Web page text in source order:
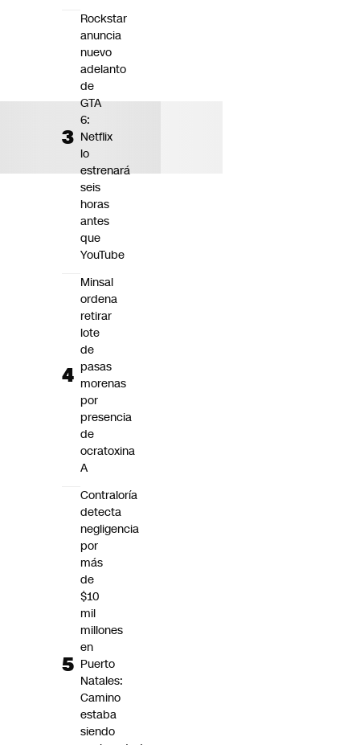
Rockstar
anuncia
nuevo
adelanto
de
GTA
6:
Netflix
lo
estrenará
seis
horas
antes
que
YouTube
Minsal
ordena
retirar
lote
de
pasas
morenas
por
presencia
de
ocratoxina
A
Contraloría
detecta
negligencia
por
más
de
$10
mil
millones
en
Puerto
Natales:
Camino
estaba
siendo